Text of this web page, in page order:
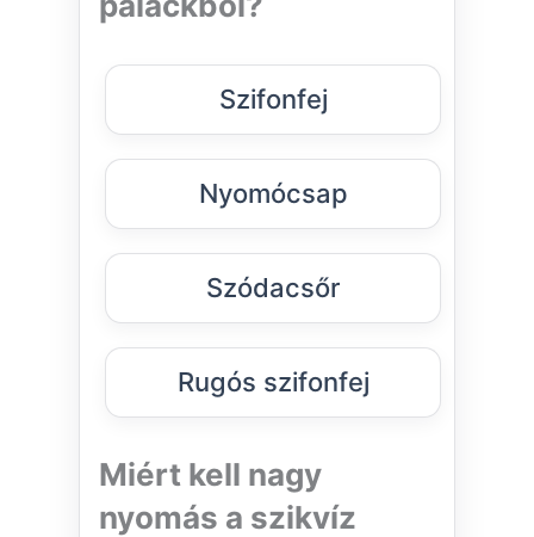
Szifonfej
Nyomócsap
Szódacsőr
Rugós szifonfej
Miért kell nagy
nyomás a szikvíz